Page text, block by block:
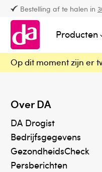
Bestelling af te halen in
Producten
Op dit moment zijn er
Over DA
DA Drogist
Bedrijfsgegevens
GezondheidsCheck
Persberichten